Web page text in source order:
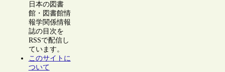
日本の図書
館・図書館情
報学関係情報
誌の目次を
RSSで配信し
ています。
このサイトに
ついて